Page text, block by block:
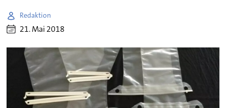
Redaktion
21. Mai 2018